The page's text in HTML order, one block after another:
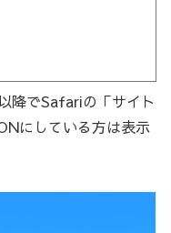
降でSafariの「サイト
にしている方は表示